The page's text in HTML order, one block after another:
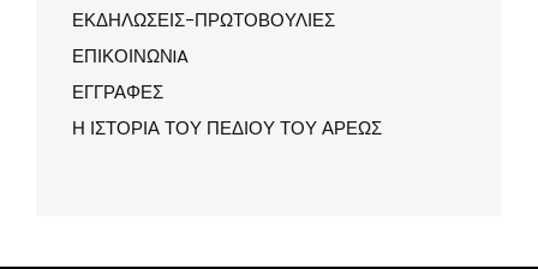
ΕΚΔΗΛΩΣΕΙΣ-ΠΡΩΤΟΒΟΥΛΙΕΣ
ΕΠΙΚΟΙΝΩΝIA
ΕΓΓΡΑΦΕΣ
Η ΙΣΤΟΡΙΑ ΤΟΥ ΠΕΔΙΟΥ ΤΟΥ ΑΡΕΩΣ